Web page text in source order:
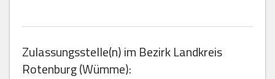
Zulassungsstelle(n) im Bezirk Landkreis
Rotenburg (Wümme):